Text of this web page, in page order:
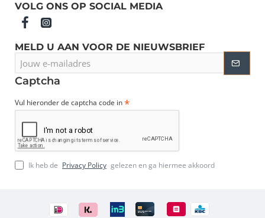
VOLG ONS OP SOCIAL MEDIA
MELD U AAN VOOR DE NIEUWSBRIEF
e-
mailadres
Captcha
Vul hieronder de captcha code in
Ik heb de Privacy Policy gelezen en ga hiermee akkoord